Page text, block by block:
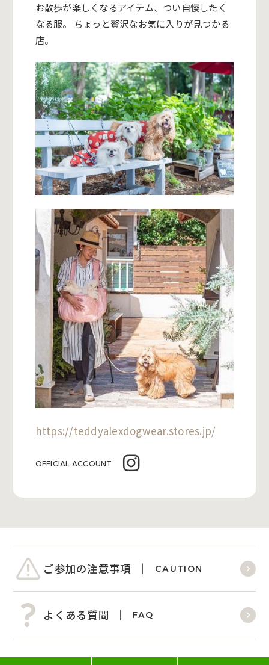
お散歩が楽しくなるアイテム、つい自慢したく
なる服。 ちょっと贅沢なお気に入りが見つかる
店。
https://teddyalexdogwear.stores.jp/
OFFICIAL ACCOUNT
ご参加の注意事項 CAUTION
よくある質問 FAQ